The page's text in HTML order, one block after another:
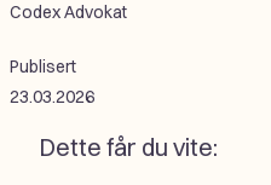
Codex Advokat
Publisert
23.03.2026
Dette får du vite: